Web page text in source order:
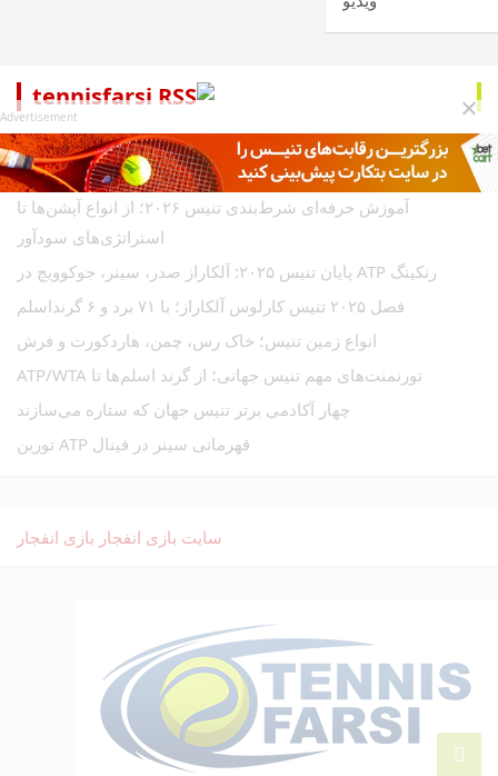
tennisfarsi
آغاز فصل ۲۰۲۶ تنیس؛ سلطه سینکاراز و تلاش سابالنکا برای
تاریخ‌سازی
آموزش حرفه‌ای شرط‌بندی تنیس ۲۰۲۶؛ از انواع آپشن‌ها تا
استراتژی‌های سودآور
رنکینگ ATP پایان تنیس ۲۰۲۵: آلکاراز صدر، سینر، جوکوویچ در
فصل ۲۰۲۵ تنیس کارلوس آلکاراز؛ با ۷۱ برد و ۶ گرنداسلم
انواع زمین تنیس؛ خاک رس، چمن، هاردکورت و فرش
تورنمنت‌های مهم تنیس جهانی؛ از گرند اسلم‌ها تا ATP/WTA
چهار آکادمی برتر تنیس جهان که ستاره می‌سازند
قهرمانی سینر در فینال ATP تورین
سایت بازی انفجار بازی انفجار
Advertisement